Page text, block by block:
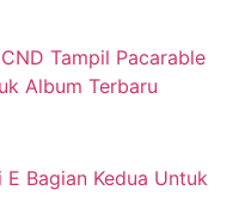
Tampil Pacarable
Album Terbaru
E Bagian Kedua Untuk